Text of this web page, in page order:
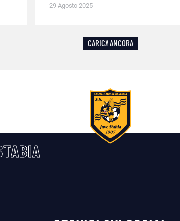
29 Agosto 2025
CARICA ANCORA